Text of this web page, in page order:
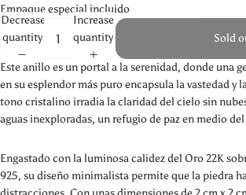
Empaque especial incluido
Decrease
quantity
Increase
quantity
Sold
Este anillo es un portal a la serenidad, donde una
en su esplendor más puro encapsula la vastedad y
tono cristalino irradia la claridad del cielo sin
aguas inexploradas, un refugio de paz en medio
Engastado con la luminosa calidez del Oro 22K
925, su diseño minimalista permite que la piedra